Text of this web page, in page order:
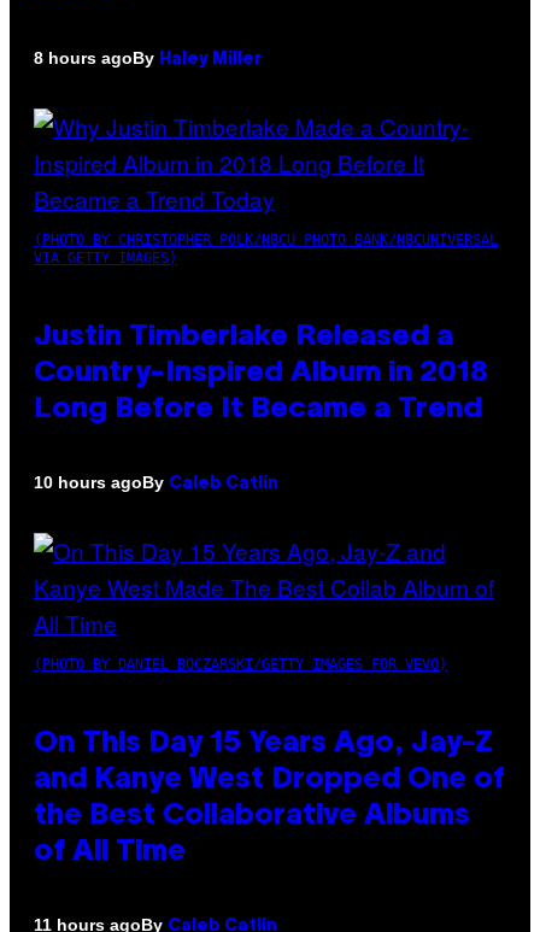
8 hours agoBy Haley Miller
(PHOTO BY CHRISTOPHER POLK/NBCU PHOTO BANK/NBCUNIVERSAL
VIA GETTY IMAGES)
Justin Timberlake Released a
Country-Inspired Album in 2018
Long Before It Became a Trend
10 hours agoBy Caleb Catlin
(PHOTO BY DANIEL BOCZARSKI/GETTY IMAGES FOR VEVO)
On This Day 15 Years Ago, Jay-Z
and Kanye West Dropped One of
the Best Collaborative Albums
of All Time
11 hours agoBy Caleb Catlin